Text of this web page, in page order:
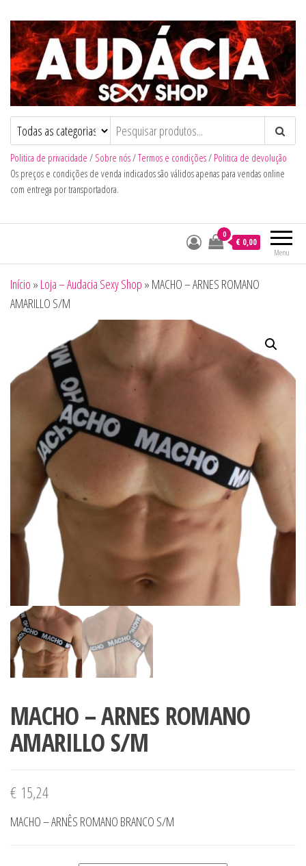
Audacia Sexy Shop
Politica de privacidade / Sobre nós/Termos e condições/ Politica de devolução
Os preços e condições de venda indicados são válidos apenas para vendas online
com entrega por transportadora.
Menu
0
€ 0,00
Início » Loja – Audacia Sexy Shop » MACHO – ARNES ROMANO
AMARILLO S/M
MACHO – ARNES ROMANO
AMARILLO S/M
€ 15,24
MACHO – ARNÊS ROMANO BRANCO S/M